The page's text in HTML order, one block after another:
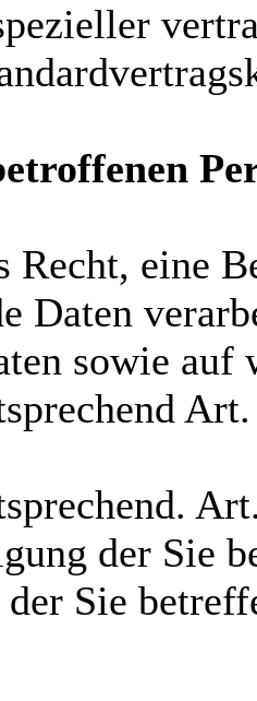
Recht, eine
Daten
sowie
der Sie
Sie